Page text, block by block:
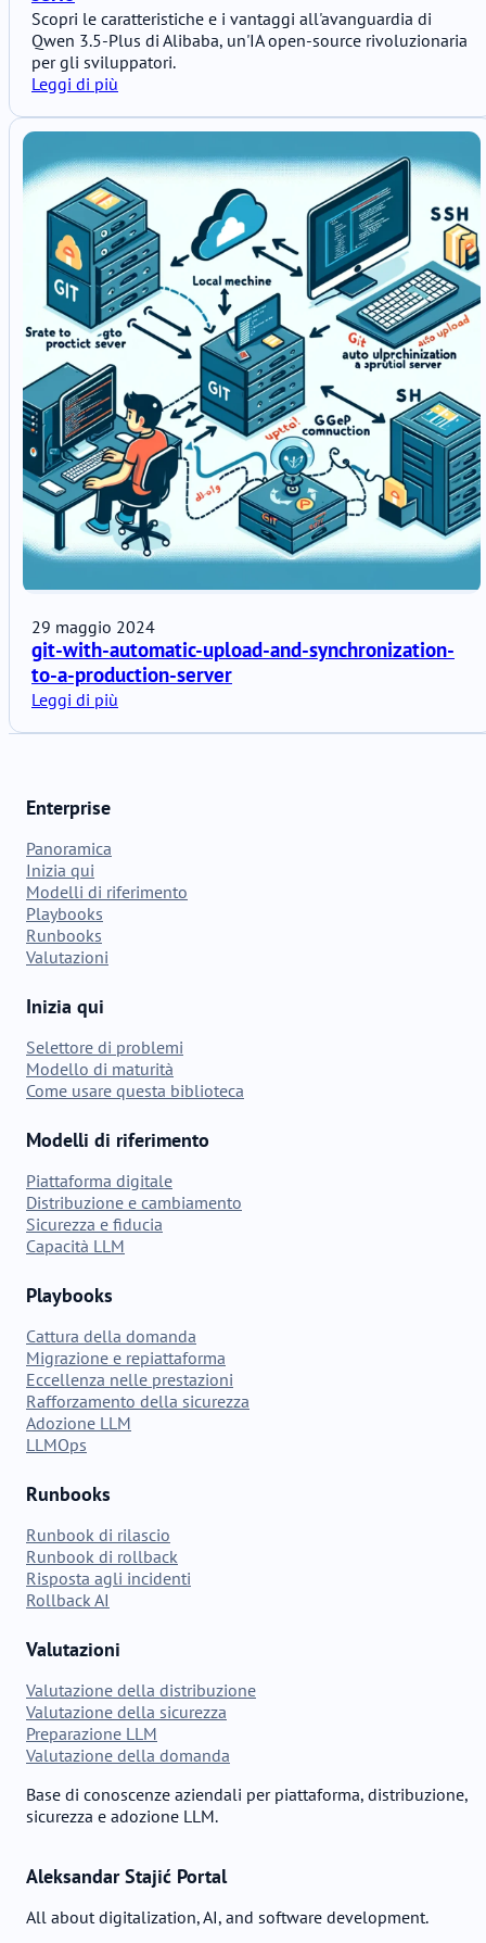
Scopri le caratteristiche e i vantaggi all'avanguardia di
Qwen 3.5-Plus di Alibaba, un'IA open-source rivoluzionaria
per gli sviluppatori.
Leggi di più
29 maggio 2024
git-with-automatic-upload-and-synchronization-
to-a-production-server
Leggi di più
Enterprise
Panoramica
Inizia qui
Modelli di riferimento
Playbooks
Runbooks
Valutazioni
Inizia qui
Selettore di problemi
Modello di maturità
Come usare questa biblioteca
Modelli di riferimento
Piattaforma digitale
Distribuzione e cambiamento
Sicurezza e fiducia
Capacità LLM
Playbooks
Cattura della domanda
Migrazione e repiattaforma
Eccellenza nelle prestazioni
Rafforzamento della sicurezza
Adozione LLM
LLMOps
Runbooks
Runbook di rilascio
Runbook di rollback
Risposta agli incidenti
Rollback AI
Valutazioni
Valutazione della distribuzione
Valutazione della sicurezza
Preparazione LLM
Valutazione della domanda
Base di conoscenze aziendali per piattaforma, distribuzione,
sicurezza e adozione LLM.
Aleksandar Stajić Portal
All about digitalization, AI, and software development.